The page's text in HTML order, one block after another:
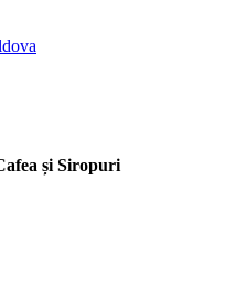
și Siropuri